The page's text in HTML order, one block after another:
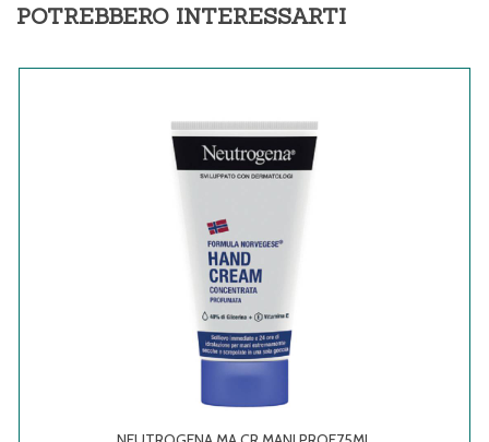
POTREBBERO INTERESSARTI